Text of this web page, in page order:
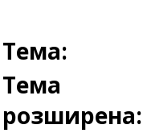
Тема:
Тема
розширена: